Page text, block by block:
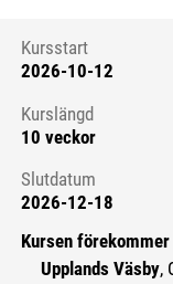
Kursstart
Kursstart
2026-10-12
Kurslängd
10 veckor
Slutdatum
2026-12-18
Kursen
Upplands Väsby,